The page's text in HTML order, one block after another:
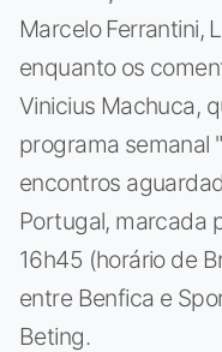
Marcelo Ferrantini,
enquanto os
Vinicius Machuca,
programa semanal
encontros
Portugal, marcada
16h45 (horário de
entre Benfica e
Beting.